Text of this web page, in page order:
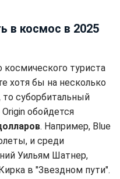
в космос в 2025
космического туриста
хотя бы на несколько
суборбитальный
обойдется
. Например, Blue
и среди
Уильям Шатнер,
в "Звездном пути".